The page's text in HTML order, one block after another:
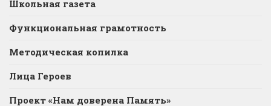
Школьная газета
Функциональная грамотность
Методическая копилка
Лица Героев
Проект «Нам доверена Память»